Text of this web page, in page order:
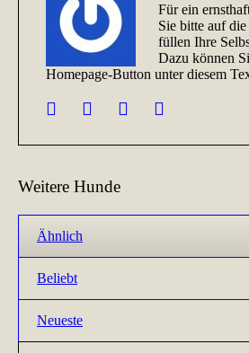
Für ein
Sie bitte auf
füllen Ihre
Dazu können
Homepage-Button unter diesem
Weitere Hunde
Ähnlich
Beliebt
Neueste